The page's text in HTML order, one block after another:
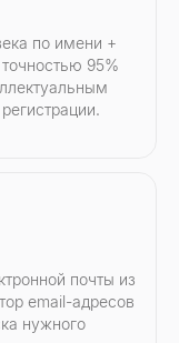
— уровень
X
— уровень
по имени +
95%
почты из
email-адресов
нужного